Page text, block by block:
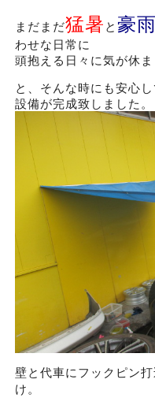
まだまだ猛暑 と 豪雨
わせな日常に
頭抱える日々に気が休ま
と、そんな時にも安心
設備が完成致しました。
壁と代車にフックピン
け。